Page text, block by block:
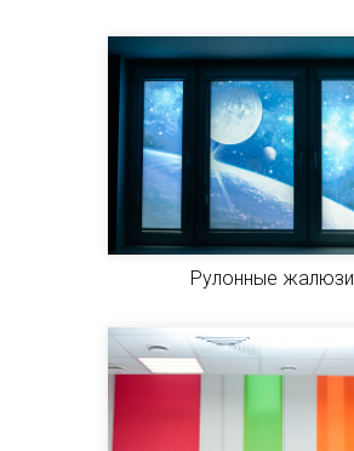
Рулонные жалюзи